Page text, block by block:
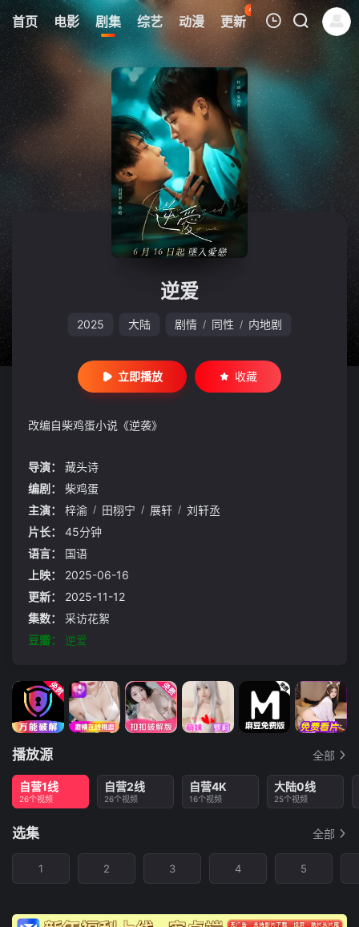
首页 电影 剧集 综艺 动漫 更新
48
热榜 APP
我的观影记录
暂无观看影片的记录
逆爱
2025 大陆 剧情 / 同性 / 内地剧
立即播放 收藏
改编自柴鸡蛋小说《逆袭》
导演：
藏头诗
编剧：
柴鸡蛋
主演：
梓渝 / 田栩宁 / 展轩 / 刘轩丞
片长：
45分钟
语言：
国语
上映：
2025-06-16
更新：
2025-11-12
集数：
采访花絮
豆瓣：
逆爱
播放源 全部
自营1线
26个视频
自营2线
26个视频
自营4K
16个视频
大陆0线
25个视频
选集 全部
1 2 3 4 5